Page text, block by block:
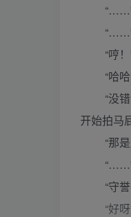
“哼！”
“哈哈
“没错
开始拍马
“那是
“……”一
“守誉
“好呀